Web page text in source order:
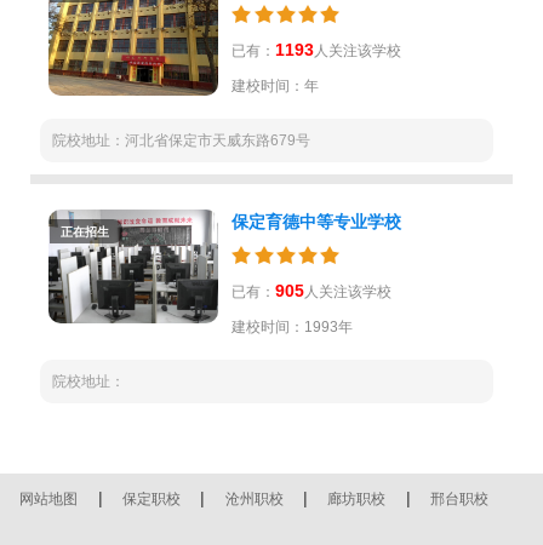
已有： 1193人关注该学校
建校时间：年
院校地址：河北省保定市天威东路679号
正在招生
保定育德中等专业学校
已有： 905人关注该学校
建校时间：1993年
院校地址：
网站地图 | 保定职校 | 沧州职校 | 廊坊职校 | 邢台职校